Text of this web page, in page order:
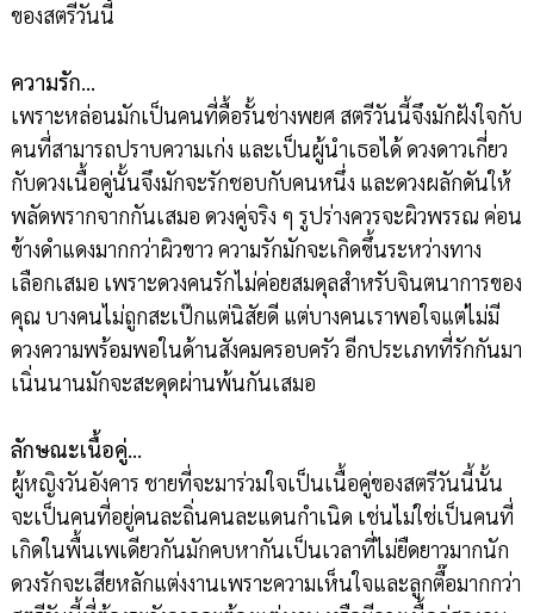
ของสตรีวันนี้
ความรัก…
เพราะหล่อนมักเป็นคนที่ดื้อรั้นช่างพยศ สตรีวันนี้จึงมักฝังใจกับ
คนที่สามารถปราบความเก่ง และเป็นผู้นำเธอได้ ดวงดาวเกี่ยว
กับดวงเนื้อคู่นั้นจึงมักจะรักชอบกับคนหนึ่ง และดวงผลักดันให้
พลัดพรากจากกันเสมอ ดวงคู่จริง ๆ รูปร่างควรจะผิวพรรณ ค่อน
ข้างดำแดงมากกว่าผิวขาว ความรักมักจะเกิดขึ้นระหว่างทาง
เลือกเสมอ เพราะดวงคนรักไม่ค่อยสมดุลสำหรับจินตนาการของ
คุณ บางคนไม่ถูกสะเป๊กแต่นิสัยดี แต่บางคนเราพอใจแต่ไม่มี
ดวงความพร้อมพอในด้านสังคมครอบครัว อีกประเภทที่รักกันมา
เนิ่นนานมักจะสะดุดผ่านพ้นกันเสมอ
ลักษณะเนื้อคู่…
ผู้หญิงวันอังคาร ชายที่จะมาร่วมใจเป็นเนื้อคู่ของสตรีวันนี้นั้น
จะเป็นคนที่อยู่คนละถิ่นคนละแดนกำเนิด เช่นไม่ใช่เป็นคนที่
เกิดในพื้นเพเดียวกันมักคบหากันเป็นเวลาที่ไม่ยืดยาวมากนัก
ดวงรักจะเสียหลักแต่งงานเพราะความเห็นใจและลูกตื๊อมากกว่า